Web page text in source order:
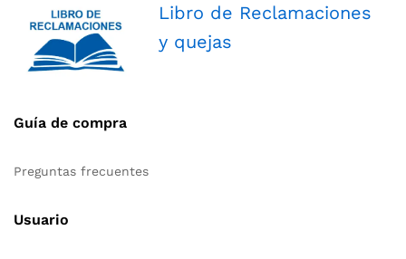
Libro de Reclamaciones
y quejas
Guía de compra
Preguntas frecuentes
Usuario